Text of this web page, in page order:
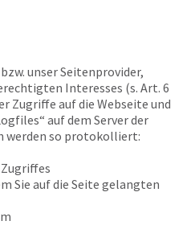
unser Seitenprovider,
Interesses (s. Art. 6
Zugriffe auf die Webseite und
auf dem Server der
werden so protokolliert:
Sie auf die Seite gelangten